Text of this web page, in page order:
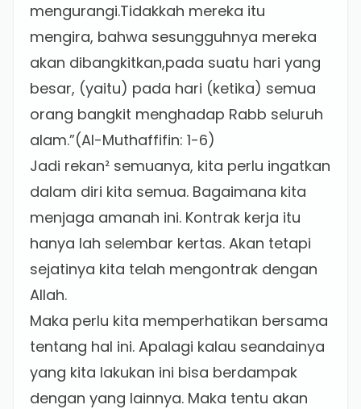
mengurangi.Tidakkah mereka itu
mengira, bahwa sesungguhnya mereka
akan dibangkitkan,pada suatu hari yang
besar, (yaitu) pada hari (ketika) semua
orang bangkit menghadap Rabb seluruh
alam.”(Al-Muthaffifin: 1-6)
Jadi rekan² semuanya, kita perlu ingatkan
dalam diri kita semua. Bagaimana kita
menjaga amanah ini. Kontrak kerja itu
hanya lah selembar kertas. Akan tetapi
sejatinya kita telah mengontrak dengan
Allah.
Maka perlu kita memperhatikan bersama
tentang hal ini. Apalagi kalau seandainya
yang kita lakukan ini bisa berdampak
dengan yang lainnya. Maka tentu akan